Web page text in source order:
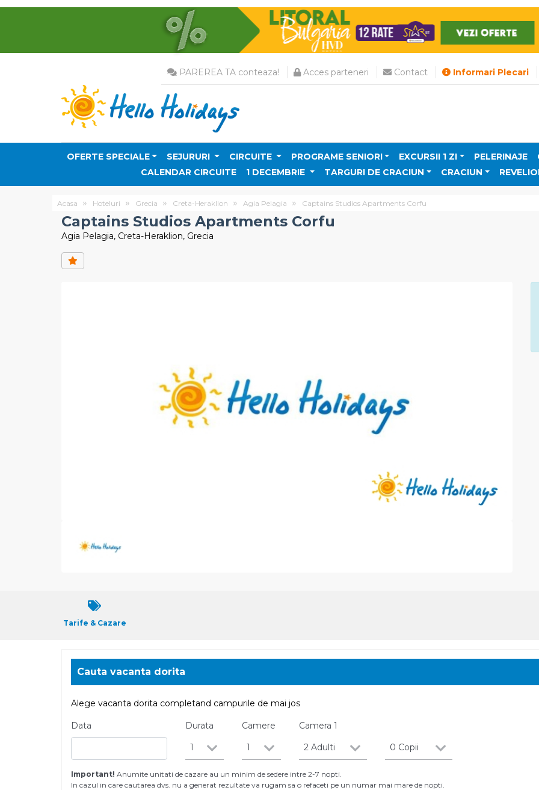
PAREREA TA conteaza! Acces parteneri Contact Informari Plecari
OFERTE SPECIALE SEJURURI CIRCUITE PROGRAME SENIORI EXCURSII 1 ZI PELERINAJE
CALENDAR CIRCUITE
1 DECEMBRIE TARGURI DE CRACIUN CRACIUN
Acasa Hoteluri Grecia Creta-Heraklion Agia Pelagia Captains Studios Apartments Corfu
Captains Studios Apartments Corfu
Agia Pelagia, Creta-Heraklion, Grecia
Tarife & Cazare
Cauta vacanta dorita
Alege vacanta dorita completand campurile de mai jos
Data
Durata
1
Camere
1
Camera1
2 Adulti
0 Copii
Important! Anumite unitati de cazare au un minim de sedere intre 2-7 nopti.
In cazul in care cautarea dvs. nu a generat rezultate va rugam sa o refaceti pe un numar mai mare de nopti.